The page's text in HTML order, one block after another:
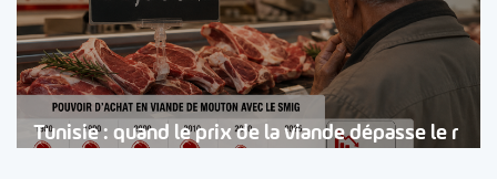
Tunisie : quand le prix de la viande dépasse le r